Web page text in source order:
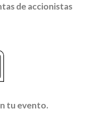
de accionistas
tu evento.​